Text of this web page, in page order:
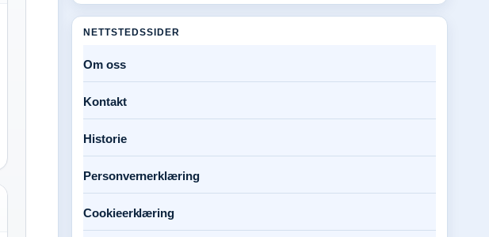
NETTSTEDSSIDER
Om oss
Kontakt
Historie
Personvernerklæring
Cookieerklæring